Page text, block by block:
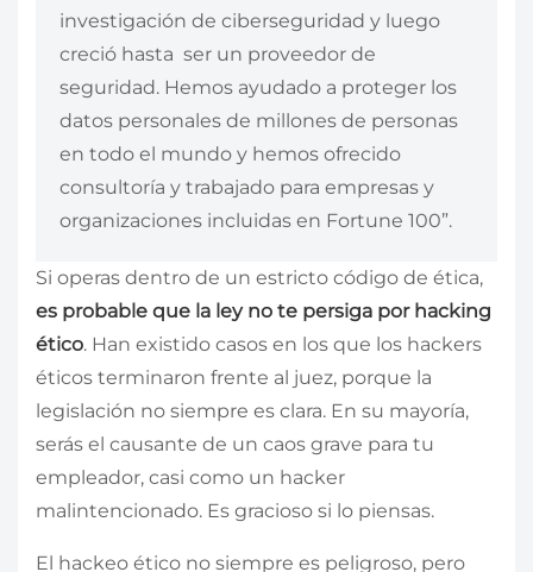
investigación de ciberseguridad y luego
creció hasta ser un proveedor de
seguridad. Hemos ayudado a proteger los
datos personales de millones de personas
en todo el mundo y hemos ofrecido
consultoría y trabajado para empresas y
organizaciones incluidas en Fortune 100”.
Si operas dentro de un estricto código de ética,
es probable que la ley no te persiga por hacking
ético. Han existido casos en los que los hackers
éticos terminaron frente al juez, porque la
legislación no siempre es clara. En su mayoría,
serás el causante de un caos grave para tu
empleador, casi como un hacker
malintencionado. Es gracioso si lo piensas.
El hackeo ético no siempre es peligroso‌, pero